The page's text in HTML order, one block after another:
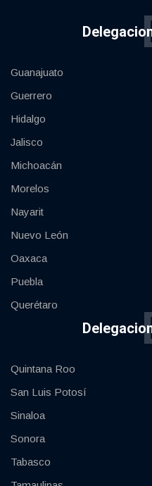
Guanajuato
Guerrero
Hidalgo
Jalisco
Michoacán
Morelos
Nayarit
Nuevo León
Oaxaca
Puebla
Querétaro
Quintana Roo
San Luis Potosí
Sinaloa
Sonora
Tabasco